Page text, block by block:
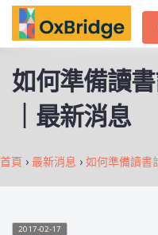
如何準備讀
｜最新消息
首頁 › 最新消息 › 如何準備讀書
2017-02-17